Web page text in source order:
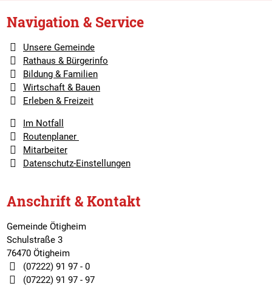
Navigation & Service
Unsere Gemeinde
Rathaus & Bürgerinfo
Bildung & Familien
Wirtschaft & Bauen
Erleben & Freizeit
Im Notfall
Routenplaner
Mitarbeiter
Datenschutz-Einstellungen
Anschrift & Kontakt
Gemeinde Ötigheim
Schulstraße 3
76470 Ötigheim
(07222) 91 97 - 0
(07222) 91 97 - 97